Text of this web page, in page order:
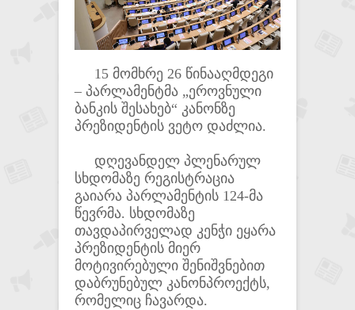
15 მომხრე 26 წინააღმდეგი
– პარლამენტმა „ეროვნული
ბანკის შესახებ“ კანონზე
პრეზიდენტის ვეტო დაძლია.
დღევანდელ პლენარულ
სხდომაზე რეგისტრაცია
გაიარა პარლამენტის 124-მა
წევრმა. სხდომაზე
თავდაპირველად კენჭი ეყარა
პრეზიდენტის მიერ
მოტივირებული შენიშვნებით
დაბრუნებულ კანონპროექტს,
რომელიც ჩავარდა.